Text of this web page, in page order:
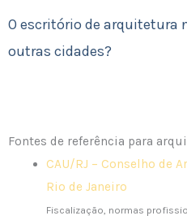
O escritório de arquitetura
outras cidades?
Fontes de referência para
CAU/RJ – Conselho de
Rio de Janeiro
Fiscalização, normas